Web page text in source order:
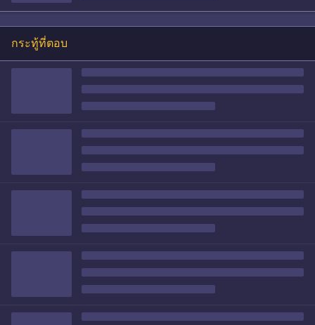
กระทู้ที่ตอบ